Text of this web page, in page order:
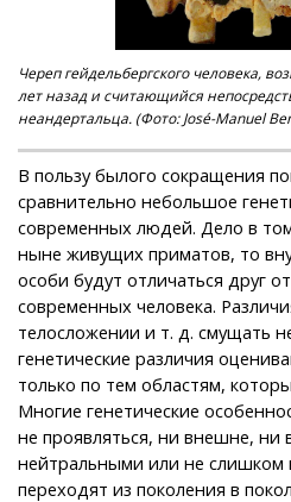
Череп гейдельбергского человека,
лет назад и считающийся
неандертальца. (Фото: José-Manuel
В пользу былого сокращения
сравнительно небольшое
современных людей. Дело в
ныне живущих приматов, то
особи будут отличаться друг
современных человека.
телосложении и т. д. смущать
генетические различия
только по тем областям,
Многие генетические
не проявляться, ни внешне, ни
нейтральными или не
переходят из поколения в